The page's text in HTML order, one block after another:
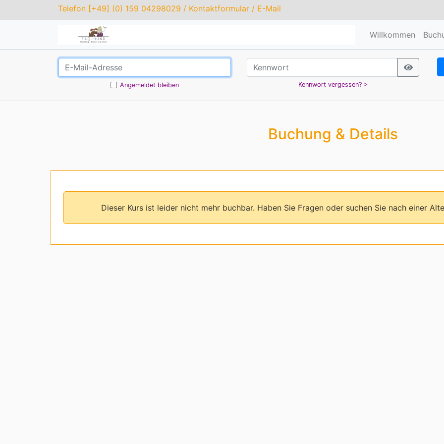
Telefon [+49] (0) 159 04298029 / Kontaktformular / E-Mail
Willkommen
Angemeldet bleiben Kennwort vergessen? >
Buchung & Details
Dieser Kurs ist leider nicht mehr buchbar. Haben Sie Fragen oder suchen Sie nach einer